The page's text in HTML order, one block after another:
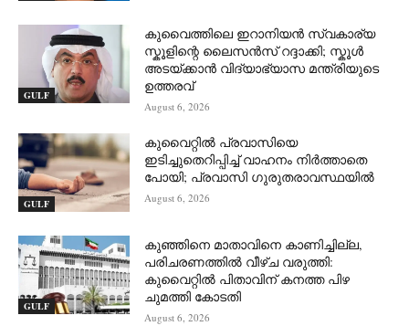
GULF
കുവൈത്തിലെ ഇറാനിയൻ സ്വകാര്യ
സ്കൂളിന്റെ ലൈസൻസ് റദ്ദാക്കി; സ്കൂൾ
അടയ്ക്കാൻ വിദ്യാഭ്യാസ മന്ത്രിയുടെ
ഉത്തരവ്
August 6, 2026
GULF
കുവൈറ്റിൽ പ്രവാസിയെ
ഇടിച്ചുതെറിപ്പിച്ച് വാഹനം നിർത്താതെ
പോയി; പ്രവാസി ഗുരുതരാവസ്ഥയിൽ
August 6, 2026
GULF
കുഞ്ഞിനെ മാതാവിനെ കാണിച്ചില്ല,
പരിചരണത്തിൽ വീഴ്ച വരുത്തി:
കുവൈറ്റിൽ പിതാവിന് കനത്ത പിഴ
ചുമത്തി കോടതി
August 6, 2026